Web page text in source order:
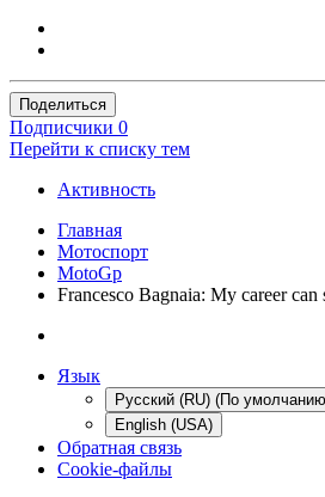
Поделиться
Подписчики 0
Перейти к списку тем
Активность
Главная
Мотоспорт
MotoGp
Francesco Bagnaia: My career
Язык
Русский (RU) (По
English (USA)
Обратная связь
Cookie-файлы